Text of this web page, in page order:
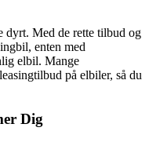
dyrt. Med de rette tilbud og
enten med
elbil. Mange
på elbiler, så du
Dig